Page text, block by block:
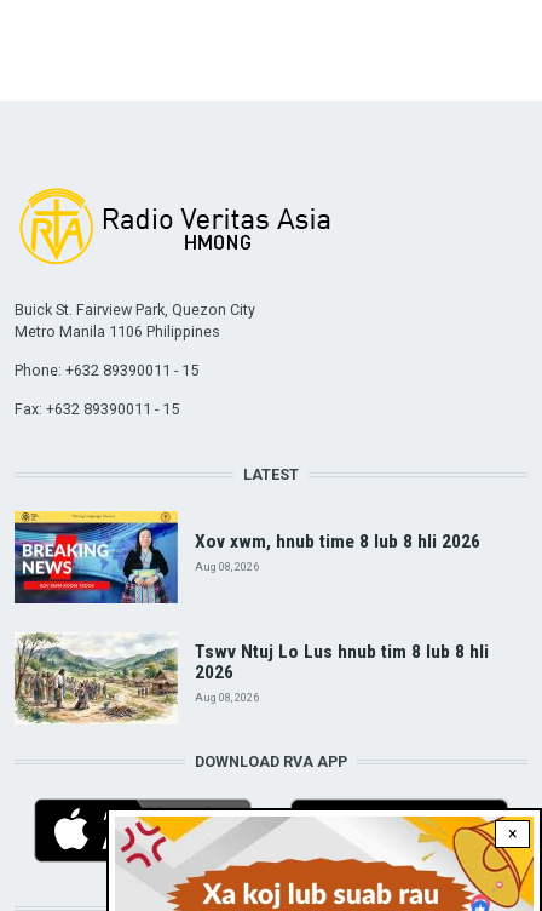
×
Buick St. Fairview Park, Quezon City
Metro Manila 1106 Philippines
Phone: +632 89390011 - 15
Fax: +632 89390011 - 15
LATEST
Xov xwm, hnub time 8 lub 8 hli 2026
Aug 08, 2026
Tswv Ntuj Lo Lus hnub tim 8 lub 8 hli
2026
Aug 08, 2026
DOWNLOAD RVA APP